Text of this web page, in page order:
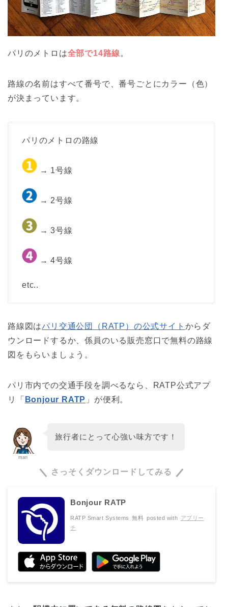
パリのメトロは全部で14路線 。
路線の名前はすべて番号で、番号ごとにカラー（色）
が決まっています。
パリのメトロの路線
→ 1号線
→ 2号線
→ 3号線
→ 4号線
etc..
路線図はパリ交通公団（RATP）の公式サイト からダ
ウンロードするか、係員のいる販売窓口で無料の路線
図をもらいましょう。
パリ市内での交通手段を調べるなら、RATP公式アプ
リ「 Bonjour RATP 」が便利。
mari
旅行者にとって心強い味方です！
さっそくダウンロードしてみる
Bonjour RATP
RATP Smart Systems 無料 posted with アプリー
チ